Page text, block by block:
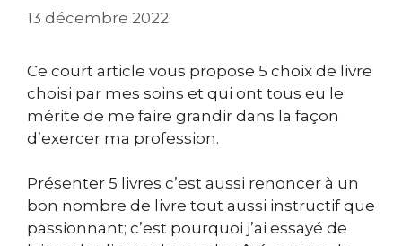
13 décembre 2022
Ce court article vous propose 5 choix de livre
choisi par mes soins et qui ont tous eu le
mérite de me faire grandir dans la façon
d’exercer ma profession.
Présenter 5 livres c’est aussi renoncer à un
bon nombre de livre tout aussi instructif que
passionnant; c’est pourquoi j’ai essayé de